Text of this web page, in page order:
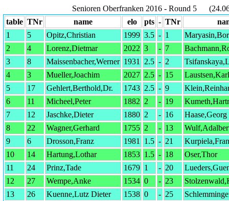
Senioren Oberfranken 2016 - Round 5
table TNr name elo pts - TNr
1
5 Opitz,Christian 1999 3.5 - 1
2
4 Lorenz,Dietmar 2022 3 - 7
3
8 Maissenbacher,Werner 1931 2.5 - 2
4
3 Mueller,Joachim 2027 2.5 - 15
5
17 Gehlert,Berthold,Dr. 1743 2.5 - 9
6
11 Micheel,Peter 1882 2 - 19
7
12 Jaschke,Dieter 1880 2 - 16
Haase,Georg
8
22 Wagner,Gerhard 1755 2 - 13
9
6 Drosson,Franz 1981 1.5 - 21
10
14 Hartung,Lothar 1853 1.5 - 18
Oser,Thor
11
24 Prinz,Tade 1679 1 - 20
12
27 Wempe,Anke 1534 0 - 23
13
26 Kuenne,Lutz Dieter 1538 0 - 25